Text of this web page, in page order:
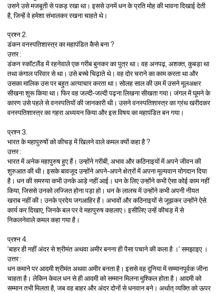
उसने उसे मजबूती से पकड़ रखा था। इससे उनमें धन के प्रति मोह की भावना दिखाई देती
है, जिन्हें वे हमेशा संभालकर रखना चाहते थे।
प्रश्न 2.
डंकन वनस्पतिशास्त्र का महापंडित कैसे बना ?
उत्तर :
डंकन स्कॉटलैंड में रहनेवाले एक गरीब बुनकर का पुत्र था। वह अनपढ़, अशक्त, कुबड़ा था
तथा कंगाल परिवार से था। उसे बच्चे चिढ़ाते थे। वह दोर चराने का काम करता था और
उसका मालिक उस पर बहुत अत्याचार करता था। सोलह साल की उम में उसने मूलअक्षर
सीखना शुरू किया था। फिर वह जल्दी-जल्दी पढ़ना लिखना सीखता गया। जंगल में घूमने के
कारण उसे पहले से वनस्पतियों की जानकारी थी। उसने वनस्पतिशास्त्र का ग्रंथ खरीदकर
वनस्पतिशास्त्र का गहरा अध्ययन किया और इस विषय का महापंडित बन गया।
प्रश्न 3.
भारत के महापुरुषों को कीचड़ में खिलने वाले कमल क्यों कहा है ?
उत्तर :
भारत में अनेक महापुरुष हुए हैं। उन्होंने गरीबी, अभाव और कठिनाइयों में अपने जीवन की
शुरुआत की थी। इसके बावजूद उन्होंने अपने-अपने क्षेत्रों में अपना मूल्यवान योगदान दिया
है। धन की समस्या कभी उनके आड़े नहीं आई। धन के लिए उन्होंने कभी ऐसा कोई काम नहीं
किया, जिससे उनको लज्जित होना पड़ा हो। धन के लालच में उन्होंने कभी अपनी नीयत
खराब नहीं की। उनके प्रदेय जगआहिर हैं। अभावों और कठिनाइयों से जूझकर उन्होंने ऐसे
कार्य कर दिखाए, जिनके बल पर वे महापुरुष कहलाए। इसीलिए उन्हें कीचड़ में से
निकलनेवाले कमल कहा गया है।
प्रश्न 4.
‘बाहर ही नहीं अंदर से श्रीमंत अथवा अमीर बनना ही पैसा पचाने की कला है ।’ समझाइए ।
उत्तर :
धन कमाने पर आदमी श्रीमंत अथवा अमीर बनता है। इससे वह दुनिया में सम्मानपूर्वक जीना
चाहता है। लेकिन केवल धन से ही आदमी को सम्मान मिलना मुश्किल होता है। आदमी को
सम्मान तभी मिलता है, जब वह बाहर और अंदर दोनों से धनवान बने। अर्थात् व्यक्ति को ऊपर